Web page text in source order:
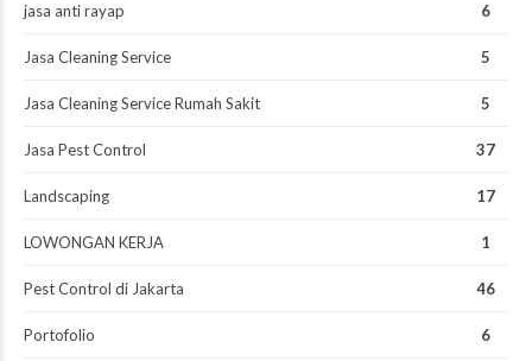
jasa anti rayap 6
Jasa Cleaning Service 5
Jasa Cleaning Service Rumah Sakit 5
Jasa Pest Control 37
Landscaping 17
LOWONGAN KERJA 1
Pest Control di Jakarta 46
Portofolio 6